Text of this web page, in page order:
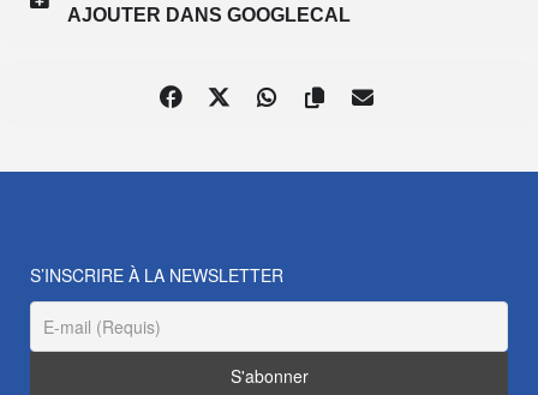
AJOUTER DANS GOOGLECAL
S’INSCRIRE À LA NEWSLETTER